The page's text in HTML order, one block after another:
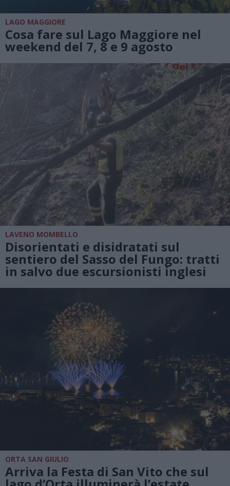
LAGO MAGGIORE
Cosa fare sul Lago Maggiore nel
weekend del 7, 8 e 9 agosto
LAVENO MOMBELLO
Disorientati e disidratati sul
sentiero del Sasso del Fungo: tratti
in salvo due escursionisti inglesi
ORTA SAN GIULIO
Arriva la Festa di San Vito che sul